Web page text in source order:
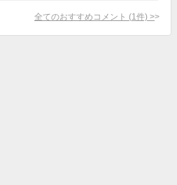
全てのおすすめコメント (1 件) >